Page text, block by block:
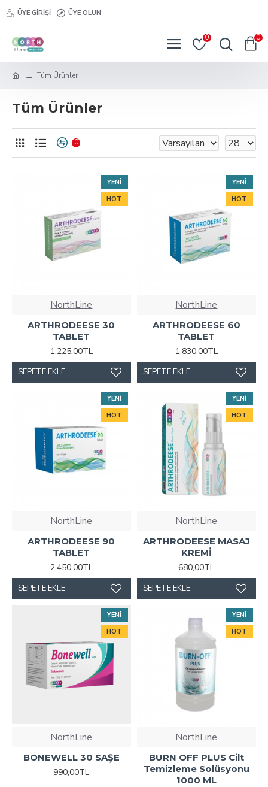
ÜYE GIRIŞI ÜYE OLUN
0 0
Tüm Ürünler
Tüm Ürünler
0
YENI
HOT
NorthLine
ARTHRODEESE 30
TABLET
1.225,00TL
SEPETE EKLE
YENI
HOT
NorthLine
ARTHRODEESE 60
TABLET
1.830,00TL
SEPETE EKLE
YENI
HOT
NorthLine
ARTHRODEESE 90
TABLET
2.450,00TL
SEPETE EKLE
YENI
HOT
NorthLine
ARTHRODEESE MASAJ
KREMİ
680,00TL
SEPETE EKLE
YENI
HOT
NorthLine
BONEWELL 30 SAŞE
990,00TL
YENI
HOT
NorthLine
BURN OFF PLUS Cilt
Temizleme Solüsyonu
1000 ML